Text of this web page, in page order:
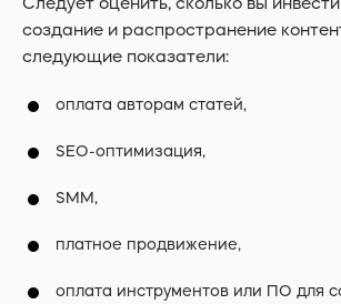
создание и распространение
следующие показатели:
оплата авторам статей,
SEO-оптимизация,
SMM,
платное продвижение,
оплата инструментов или ПО для